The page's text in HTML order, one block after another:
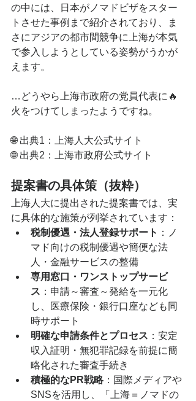
の中には、日本がノマドビザをスター
トさせた事例まで紹介されており、ま
さにアジアの都市間競争に上海が本気
で参入しようとしている姿勢がうかが
えます。
…どうやら上海市政府の党員代表に🔥
火をつけてしまったようですね。
🌐 出典1：上海人大公式サイト
🌐 出典2：上海市政府公式サイト
提案書の具体策（抜粋）
上海人大に提出された提案書では、実
に具体的な施策が列挙されています：
税制優遇・法人登録サポート ：ノ
マド向けの税制優遇や簡便な法
人・金融サービスの整備
専用窓口・ワンストップサービ
ス ：申請～審査～発給を一元化
し、医療保険・銀行口座なども同
時サポート
明確な申請条件とプロセス ：安定
収入証明・無犯罪記録を前提に簡
略化された審査手続き
積極的なPR戦略：国際メディアや
SNSを活用し、「上海＝ノマドの